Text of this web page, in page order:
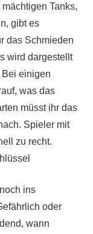
Tanks,
gibt es
das Schmieden
wird dargestellt
einigen
was das
müsst ihr das
Spieler mit
zu recht.
ins
oder
wann